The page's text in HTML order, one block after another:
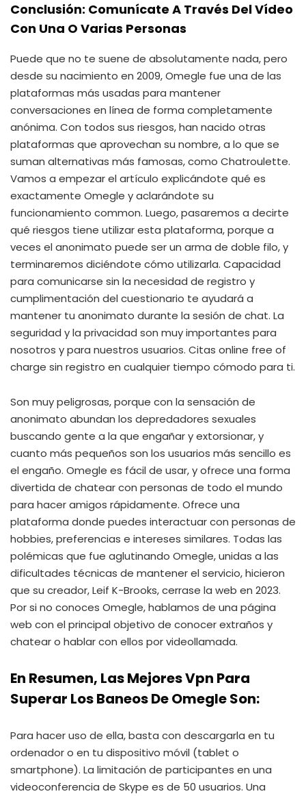
Conclusión: Comunícate A Través Del Vídeo
Con Una O Varias Personas
Puede que no te suene de absolutamente nada, pero
desde su nacimiento en 2009, Omegle fue una de las
plataformas más usadas para mantener
conversaciones en línea de forma completamente
anónima. Con todos sus riesgos, han nacido otras
plataformas que aprovechan su nombre, a lo que se
suman alternativas más famosas, como Chatroulette.
Vamos a empezar el artículo explicándote qué es
exactamente Omegle y aclarándote su
funcionamiento common. Luego, pasaremos a decirte
qué riesgos tiene utilizar esta plataforma, porque a
veces el anonimato puede ser un arma de doble filo, y
terminaremos diciéndote cómo utilizarla. Capacidad
para comunicarse sin la necesidad de registro y
cumplimentación del cuestionario te ayudará a
mantener tu anonimato durante la sesión de chat. La
seguridad y la privacidad son muy importantes para
nosotros y para nuestros usuarios. Citas online free of
charge sin registro en cualquier tiempo cómodo para ti.
Son muy peligrosas, porque con la sensación de
anonimato abundan los depredadores sexuales
buscando gente a la que engañar y extorsionar, y
cuanto más pequeños son los usuarios más sencillo es
el engaño. Omegle es fácil de usar, y ofrece una forma
divertida de chatear con personas de todo el mundo
para hacer amigos rápidamente. Ofrece una
plataforma donde puedes interactuar con personas de
hobbies, preferencias e intereses similares. Todas las
polémicas que fue aglutinando Omegle, unidas a las
dificultades técnicas de mantener el servicio, hicieron
que su creador, Leif K-Brooks, cerrase la web en 2023.
Por si no conoces Omegle, hablamos de una página
web con el principal objetivo de conocer extraños y
chatear o hablar con ellos por videollamada.
En Resumen, Las Mejores Vpn Para
Superar Los Baneos De Omegle Son:
Para hacer uso de ella, basta con descargarla en tu
ordenador o en tu dispositivo móvil (tablet o
smartphone). La limitación de participantes en una
videoconferencia de Skype es de 50 usuarios. Una